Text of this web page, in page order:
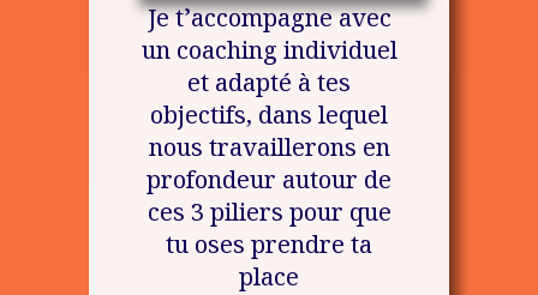
Je t’accompagne avec
un coaching individuel
et adapté à tes
objectifs, dans lequel
nous travaillerons en
profondeur autour de
ces 3 piliers pour que
tu oses prendre ta
place